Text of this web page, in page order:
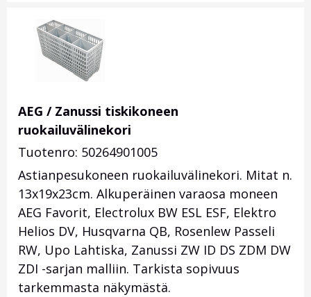
AEG / Zanussi tiskikoneen
ruokailuvälinekori
Tuotenro: 50264901005
Astianpesukoneen ruokailuvälinekori. Mitat n.
13x19x23cm. Alkuperäinen varaosa moneen
AEG Favorit, Electrolux BW ESL ESF, Elektro
Helios DV, Husqvarna QB, Rosenlew Passeli
RW, Upo Lahtiska, Zanussi ZW ID DS ZDM DW
ZDI -sarjan malliin. Tarkista sopivuus
tarkemmasta näkymästä.